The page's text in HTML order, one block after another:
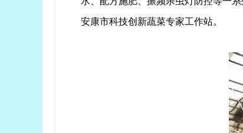
安康市科技创新蔬菜专家工作站。